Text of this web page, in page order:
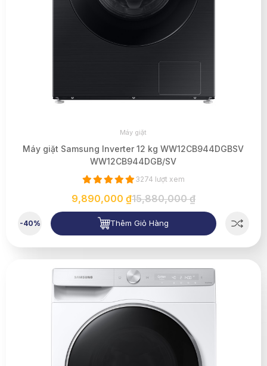
Máy giặt
Máy giặt Samsung Inverter 12 kg WW12CB944DGBSV
WW12CB944DGB/SV
3274 lượt xem
9,890,000 ₫15,880,000 ₫
-40% Thêm Giỏ Hàng